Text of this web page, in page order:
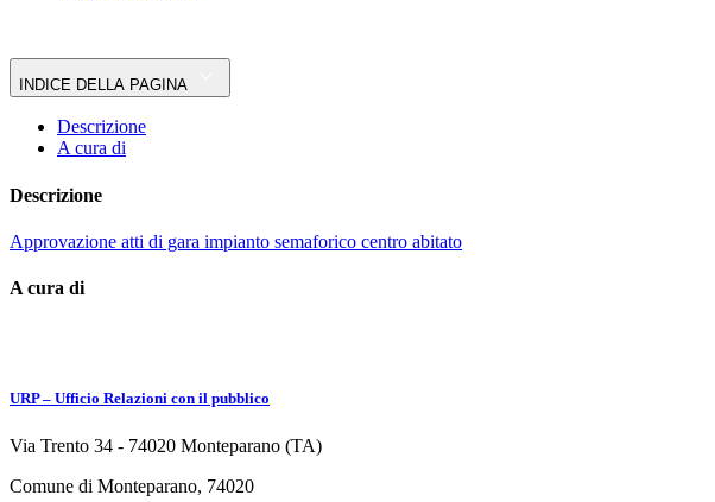
INDICE DELLA PAGINA
Descrizione
A cura di
Descrizione
Approvazione atti di gara impianto semaforico centro abitato
A cura di
URP – Ufficio Relazioni con il pubblico
Via Trento 34 - 74020 Monteparano (TA)
Comune di Monteparano, 74020